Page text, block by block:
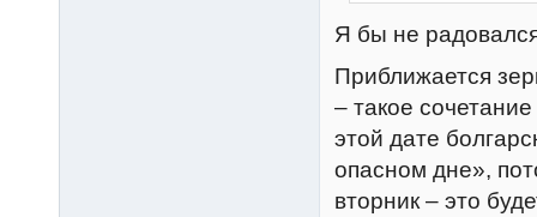
Я бы не
Приближается
– такое
этой дате
опасном дне»,
вторник – это